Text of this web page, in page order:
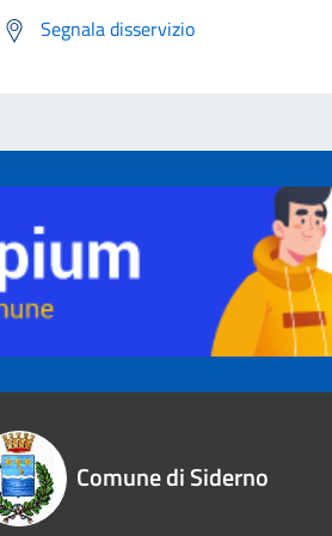
Segnala disservizio
Comune di Siderno